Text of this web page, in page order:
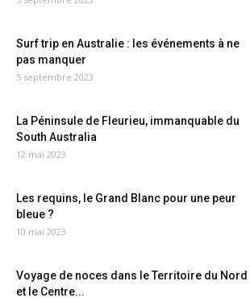
Surf trip en Australie : les événements à ne
pas manquer
5 septembre 2023
La Péninsule de Fleurieu, immanquable du
South Australia
12 mai 2023
Les requins, le Grand Blanc pour une peur
bleue ?
10 mai 2023
Voyage de noces dans le Territoire du Nord
et le Centre...